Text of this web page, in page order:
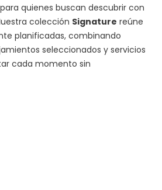
quienes buscan descubrir con
colección Signature reúne
planificadas, combinando
seleccionados y servicios
cada momento sin